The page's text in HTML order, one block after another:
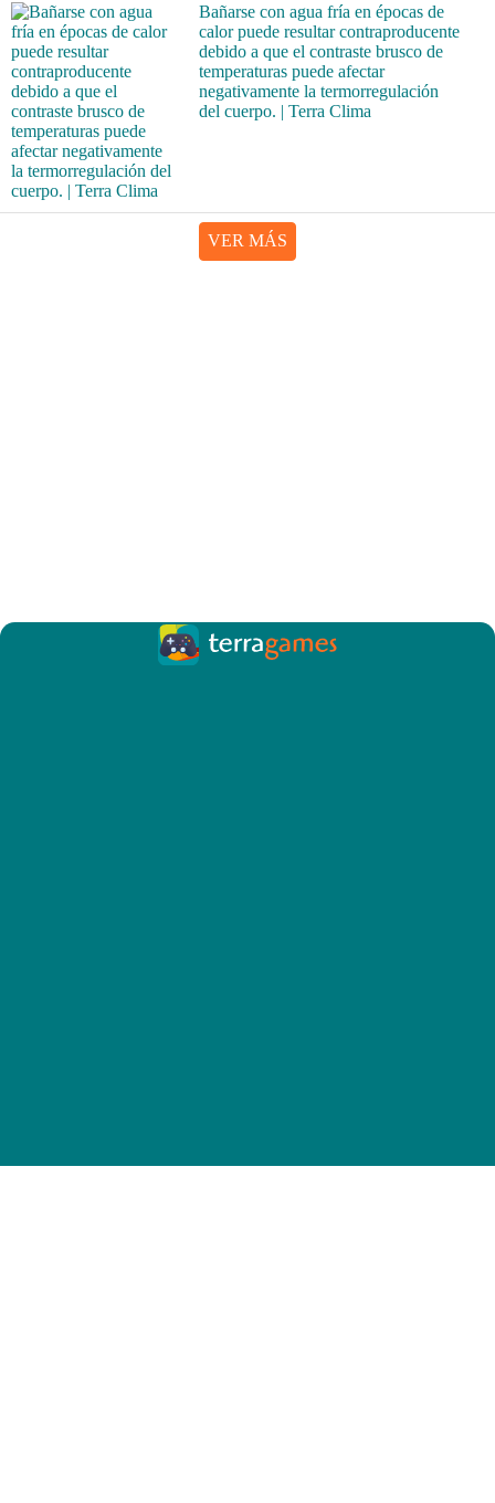
Bañarse con agua fría en épocas de
calor puede resultar contraproducente
debido a que el contraste brusco de
temperaturas puede afectar
negativamente la termorregulación
del cuerpo. | Terra Clima
VER MÁS